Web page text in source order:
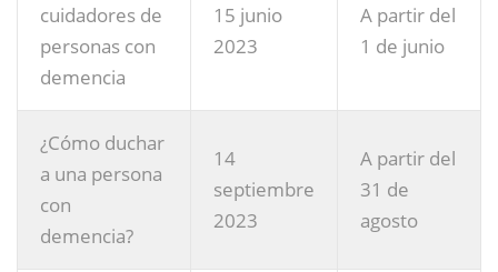
cuidadores de
personas con
demencia
15 junio
2023
A partir del
1 de junio
¿Cómo duchar
a una persona
con
demencia?
14
septiembre
2023
A partir del
31 de
agosto